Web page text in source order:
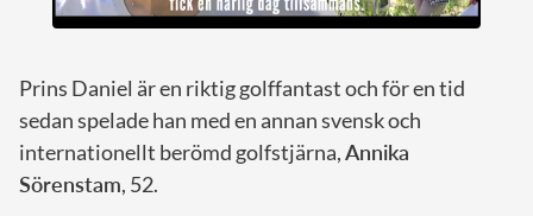
Prins Daniel är en riktig golffantast och för en tid
sedan spelade han med en annan svensk och
internationellt berömd golfstjärna,Annika
Sörenstam, 52.